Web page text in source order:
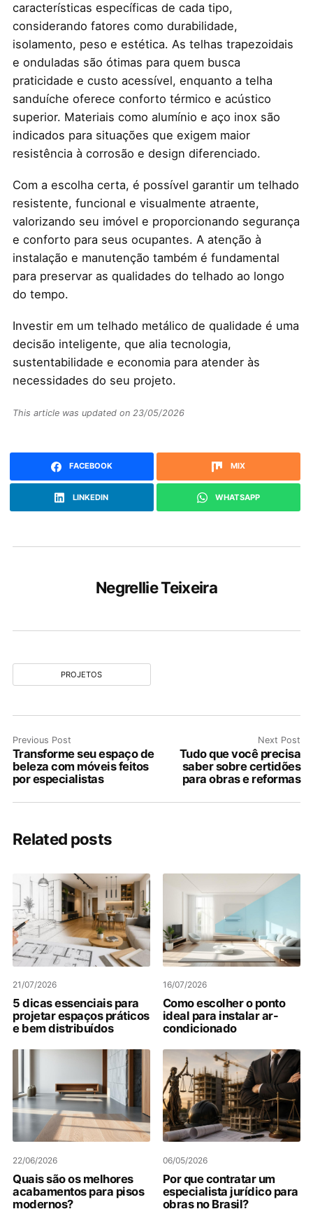
características específicas de cada tipo,
considerando fatores como durabilidade,
isolamento, peso e estética. As telhas trapezoidais
e onduladas são ótimas para quem busca
praticidade e custo acessível, enquanto a telha
sanduíche oferece conforto térmico e acústico
superior. Materiais como alumínio e aço inox são
indicados para situações que exigem maior
resistência à corrosão e design diferenciado.
Com a escolha certa, é possível garantir um telhado
resistente, funcional e visualmente atraente,
valorizando seu imóvel e proporcionando segurança
e conforto para seus ocupantes. A atenção à
instalação e manutenção também é fundamental
para preservar as qualidades do telhado ao longo
do tempo.
Investir em um telhado metálico de qualidade é uma
decisão inteligente, que alia tecnologia,
sustentabilidade e economia para atender às
necessidades do seu projeto.
This article was updated on 23/05/2026
FACEBOOK MIX
LINKEDIN WHATSAPP
Negrellie Teixeira
PROJETOS
Previous Post
Transforme seu espaço de
beleza com móveis feitos
por especialistas
Next Post
Tudo que você precisa
saber sobre certidões
para obras e reformas
Related posts
21/07/2026
5 dicas essenciais para
projetar espaços práticos
e bem distribuídos
16/07/2026
Como escolher o ponto
ideal para instalar ar-
condicionado
22/06/2026
Quais são os melhores
acabamentos para pisos
modernos?
06/05/2026
Por que contratar um
especialista jurídico para
obras no Brasil?